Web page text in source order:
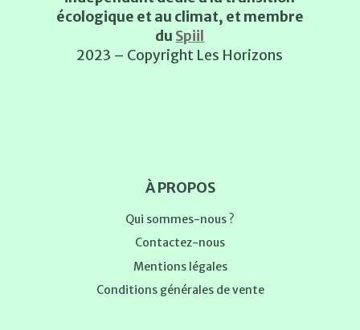
écologique et au climat, et membre
du Spiil
2023 – Copyright Les Horizons
À PROPOS
Qui sommes-nous ?
Contactez-nous
Mentions légales
Conditions générales de vente